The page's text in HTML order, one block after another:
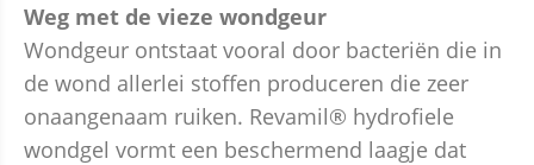
Weg met de vieze wondgeur
Wondgeur ontstaat vooral door bacteriën die in
de wond allerlei stoffen produceren die zeer
onaangenaam ruiken. Revamil® hydrofiele
wondgel vormt een beschermend laagje dat